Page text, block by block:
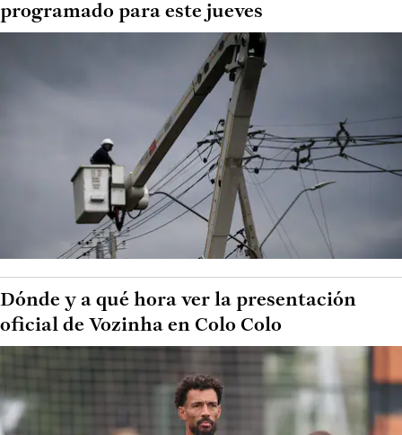
programado para este jueves
Dónde y a qué hora ver la presentación
oficial de Vozinha en Colo Colo